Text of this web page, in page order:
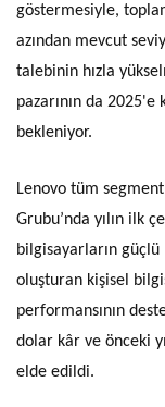
göstermesiyle,
azından mevcut
talebinin hızla
pazarının da
bekleniyor.
Lenovo tüm
Grubu’nda yılın ilk
bilgisayarların
oluşturan kişisel
performansının
dolar kâr ve önceki
elde edildi.